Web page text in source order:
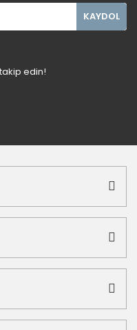
KAYDOL
edin!